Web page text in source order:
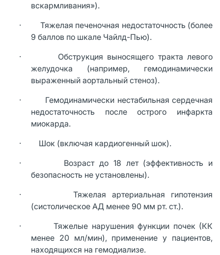
вскармливания»).
· Тяжелая печеночная недостаточность (более
9 баллов по шкале Чайлд-Пью).
· Обструкция выносящего тракта левого
желудочка (например, гемодинамически
выраженный аортальный стеноз).
· Гемодинамически нестабильная сердечная
недостаточность после острого инфаркта
миокарда.
· Шок (включая кардиогенный шок).
· Возраст до 18 лет (эффективность и
безопасность не установлены).
· Тяжелая артериальная гипотензия
(систолическое АД менее 90 мм рт. ст.).
· Тяжелые нарушения функции почек (КК
менее 20 мл/мин), применение у пациентов,
находящихся на гемодиализе.